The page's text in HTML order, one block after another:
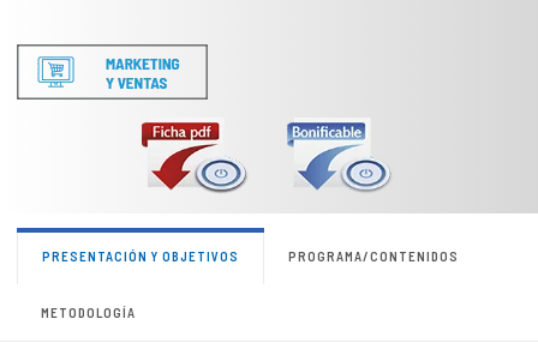
PRESENTACIÓN Y OBJETIVOS PROGRAMA/CONTENIDOS
METODOLOGÍA